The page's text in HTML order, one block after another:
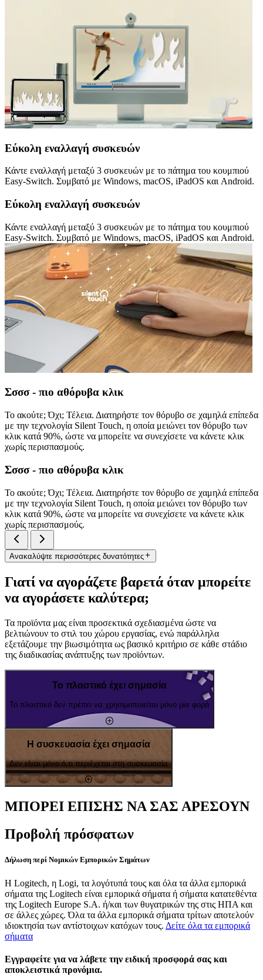
Εύκολη εναλλαγή συσκευών
Κάντε εναλλαγή μεταξύ 3 συσκευών με το πάτημα του κουμπιού
Easy-Switch. Συμβατό με Windows, macOS, iPadOS και Android.
Εύκολη εναλλαγή συσκευών
Κάντε εναλλαγή μεταξύ 3 συσκευών με το πάτημα του κουμπιού
Easy-Switch. Συμβατό με Windows, macOS, iPadOS και Android.
Σσσσ - πιο αθόρυβα κλικ
Το ακούτε; Όχι; Τέλεια. Διατηρήστε τον θόρυβο σε χαμηλά επίπεδα
με την τεχνολογία Silent Touch, η οποία μειώνει τον θόρυβο των
κλικ κατά 90%, ώστε να μπορείτε να συνεχίσετε να κάνετε κλικ
χωρίς περισπασμούς.
Σσσσ - πιο αθόρυβα κλικ
Το ακούτε; Όχι; Τέλεια. Διατηρήστε τον θόρυβο σε χαμηλά επίπεδα
με την τεχνολογία Silent Touch, η οποία μειώνει τον θόρυβο των
κλικ κατά 90%, ώστε να μπορείτε να συνεχίσετε να κάνετε κλικ
χωρίς περισπασμούς.
Ανακαλύψτε περισσότερες δυνατότητες
Γιατί να αγοράζετε βαρετά όταν μπορείτε
να αγοράσετε καλύτερα;
Τα προϊόντα μας είναι προσεκτικά σχεδιασμένα ώστε να
βελτιώνουν το στιλ του χώρου εργασίας, ενώ παράλληλα
εξετάζουμε την βιωσιμότητα ως βασικό κριτήριο σε κάθε στάδιο
της διαδικασίας ανάπτυξης των προϊόντων.
Το πλαστικό έχει σημασία
Το πλαστικό δεν πρέπει να χρησιμοποιείται μόνο μία φορά
Η συσκευασία έχει σημασία
Δεν είναι μόνο ό,τι περιέχεται στη συσκευασία
ΜΠΟΡΕΙ ΕΠΙΣΗΣ ΝΑ ΣΑΣ ΑΡΕΣΟΥΝ
Προβολή πρόσφατων
Δήλωση περί Νομικών Εμπορικών Σημάτων
Η Logitech, η Logi, τα λογότυπά τους και όλα τα άλλα εμπορικά
σήματα της Logitech είναι εμπορικά σήματα ή σήματα κατατεθέντα
της Logitech Europe S.A. ή/και των θυγατρικών της στις ΗΠΑ και
σε άλλες χώρες. Όλα τα άλλα εμπορικά σήματα τρίτων αποτελούν
ιδιοκτησία των αντίστοιχων κατόχων τους. Δείτε όλα τα εμπορικά
σήματα
Εγγραφείτε για να λάβετε την ειδική προσφορά σας και
αποκλειστικά προνόμια.